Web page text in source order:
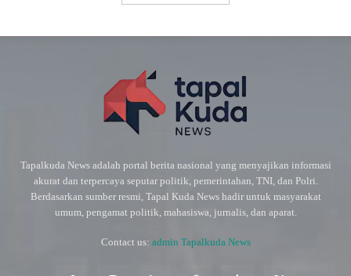
Tapalkuda News adalah portal berita nasional yang menyajikan informasi
akurat dan terpercaya seputar politik, pemerintahan, TNI, dan Polri.
Berdasarkan sumber resmi, Tapal Kuda News hadir untuk masyarakat
umum, pengamat politik, mahasiswa, jurnalis, dan aparat.
Contact us: admin Tapalkuda News